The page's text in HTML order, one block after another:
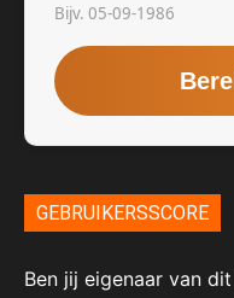
GEBRUIKERSSCORE
Ben jij eigenaar van